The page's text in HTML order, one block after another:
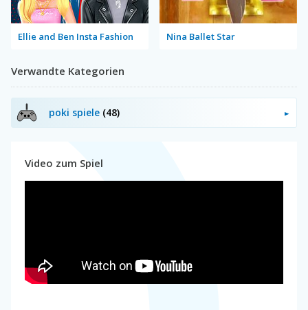
Ellie and Ben Insta Fashion Nina Ballet Star
Verwandte Kategorien
poki spiele (48)
Video zum Spiel